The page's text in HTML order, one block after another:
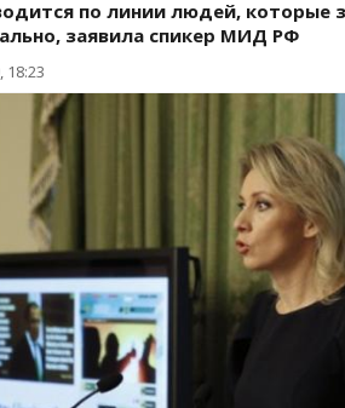
по линии людей, которые
заявила спикер МИД РФ
18:23